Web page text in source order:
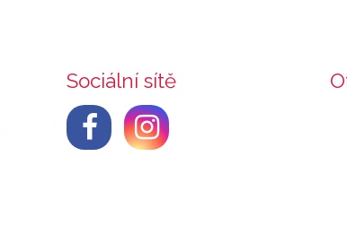
Sociální sítě